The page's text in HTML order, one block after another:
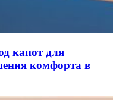
капот для
комфорта в